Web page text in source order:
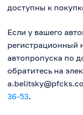
доступны к
Если у вашего
регистрационный
автопропуска по
обратитесь на
36-53.